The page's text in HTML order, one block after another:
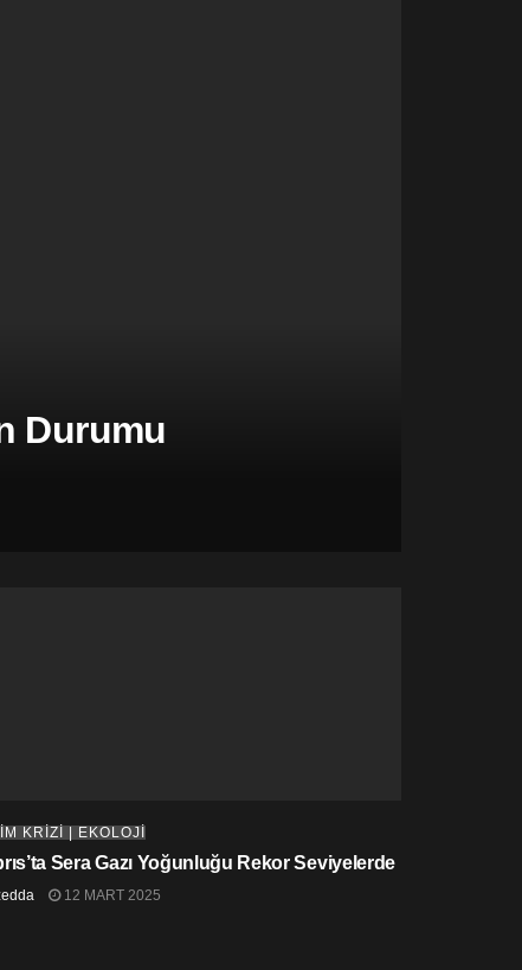
Durumu
KRİZİ | EKOLOJİ
Sera Gazı Yoğunluğu Rekor Seviyelerde
12 MART 2025